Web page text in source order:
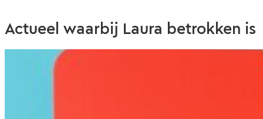
Actueel waarbij Laura betrokken is